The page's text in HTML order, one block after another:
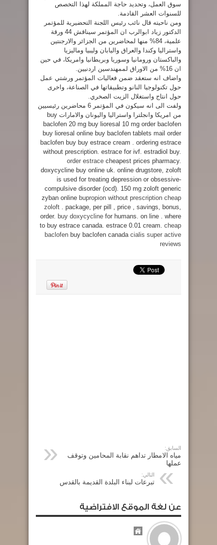
سوق العمل، وتحديد حاجة المملكة لهذا التخصص
للسنوات العشر القادمة.
ومن ناحيته قال نائب رئيس اللجنة التحضيرية للمؤتمر
الدكتور زياد ابوالرب ان المؤتمر سيناقش 44 ورقة
علمية، 84% منها لمحاضرين من الجزائر والارجنتين
واستراليا وكندا والعراق واليابان وليبيا وماليزيا
والباكستان ورومانيا وسوريا وبريطانيا وامريكا، في حين
ان 16% من الاوراق لممهندسين اردنيين.
واضاف انه ستعقد ضمن فعاليات المؤتمر ورشتي عمل
حول تكنولوجيا النانو وتطبيقاتها في الصناعة، واخرى
حول انتاج واستغلال الزيت الصخري.
ولفت الى انه سيكون في المؤتمر 6 محاضرين رئيسيين
من امريكا وانجلترا واستراليا واليونان والامارات buy
baclofen 20 mg buy lioresal 10 mg order baclofen
buy lioresal online buy baclofen tablets mail order
baclofen buy buy estrace cream . ordering estrace
without prescription. estrace for ivf. estradiol buy.
order estrace cheapest prices pharmacy.
doxycycline buy online uk. online drugstore, zoloft
is used for treating depression or obsessive-
compulsive disorder (ocd). 150 mg zoloft generic
zyban online bupropion without prescription cheap
zoloft . package, per pill , price , savings, bonus,
order. buy doxycycline for humans. on line . where
to buy estrace canada. estrace 0.01 cream. cheap
baclofen buy baclofen canada cialis super active
reviews
السابق:
مياه الامطار تداهم نقابة المحامين وتوقف
عملها
التالي:
تبرعات لبناء البلدة القديمة بالقدس
عن لغة الموقع الافتراضية